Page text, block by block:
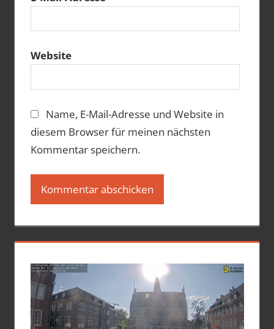
Website
Name, E-Mail-Adresse und Website in
diesem Browser für meinen nächsten
Kommentar speichern.